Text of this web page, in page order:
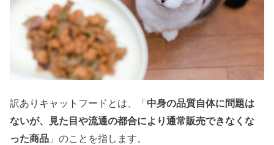
訳ありキャットフードとは、「 中身の品質自体に問題は
ないが、見た目や流通の都合により通常販売できなくな
った商品 」のことを指します。